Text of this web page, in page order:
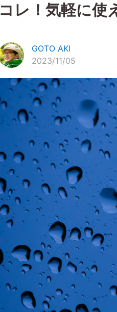
コレ！気軽に使
GOTO AKI
2023/11/05